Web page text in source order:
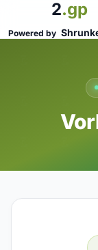
2.gp
Powered by